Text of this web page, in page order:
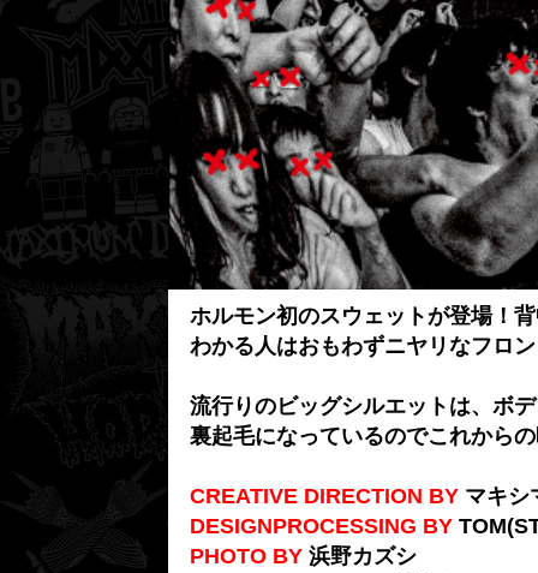
ホルモン初のスウェットが登場！
わかる人はおもわずニヤリなフロ
流行りのビッグシルエットは、ボ
裏起毛になっているのでこれから
CREATIVE DIRECTION BY マキシ
DESIGNPROCESSING BY
PHOTO BY 浜野カズシ